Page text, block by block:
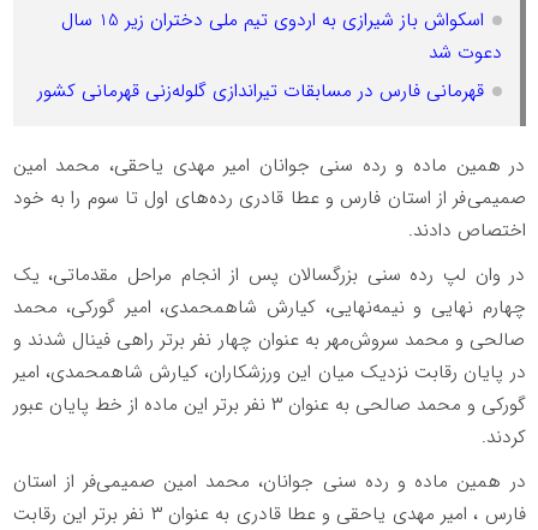
اسکواش باز شیرازی به اردوی تیم ملی دختران زیر 15 سال
دعوت شد
قهرمانی فارس در مسابقات تیراندازی گلوله‌زنی قهرمانی کشور
در همین ماده و رده سنی جوانان امیر مهدی یاحقی، محمد امین
صمیمی‌‎فر از استان فارس و عطا قادری رده‌های اول تا سوم را به خود
اختصاص دادند.
در وان لپ رده سنی بزرگسالان پس از انجام مراحل مقدماتی، یک
چهارم نهایی و نیمه‌نهایی، کیارش شاهمحمدی، امیر گورکی، محمد
صالحی و محمد سروش‌مهر به عنوان چهار نفر برتر راهی فینال شدند و
در پایان رقابت نزدیک میان این ورزشکاران، کیارش شاهمحمدی، امیر
گورکی و محمد صالحی به عنوان ۳ نفر برتر این ماده از خط پایان عبور
کردند.
در همین ماده و رده سنی جوانان، محمد امین صمیمی‌فر از استان
فارس ، امیر مهدی یاحقی و عطا قادری به عنوان ۳ نفر برتر این رقابت